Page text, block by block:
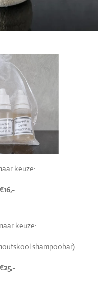
keuze:
€16,-
keuze:
shampoobar)